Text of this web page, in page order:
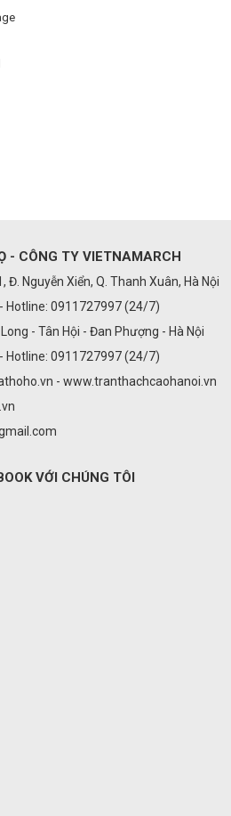
- CÔNG TY VIETNAMARCH
Đ. Nguyễn Xiển, Q. Thanh Xuân, Hà Nội
Hotline: 0911727997 (24/7)
- Tân Hội - Đan Phượng - Hà Nội
Hotline: 0911727997 (24/7)
- www.tranthachcaohanoi.vn
VỚI CHÚNG TÔI